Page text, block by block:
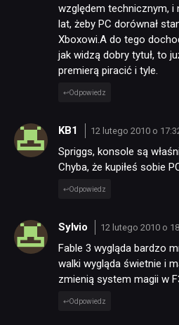
względem technicznym, i
lat, żeby PC dorównał
Xboxowi.A do tego
jak widzą dobry tytuł, to
premierą piracić i tyle.
Odpowiedz
KB1 12 lutego 2010 o
Spriggs, konsole są
Chyba, że kupiłeś sobie
Odpowiedz
Sylvio 12 lutego 2010 o
Fable 3 wygląda bardzo
walki wygląda świetnie i
zmienią system magii w
Odpowiedz